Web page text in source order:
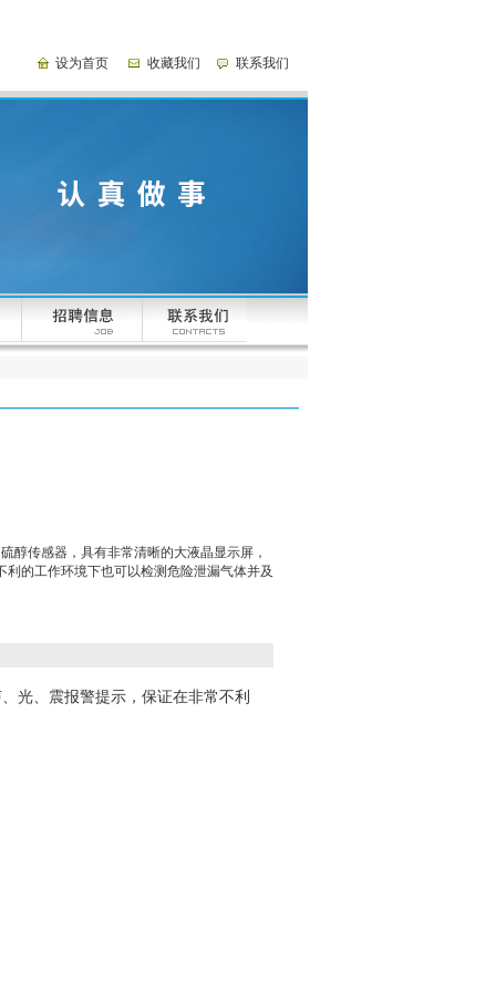
设为首页 收藏我们 联系我们
醇传感器，具有非常清晰的大液晶显示屏，
的工作环境下也可以检测危险泄漏气体并及
光、震报警提示，保证在非常不利